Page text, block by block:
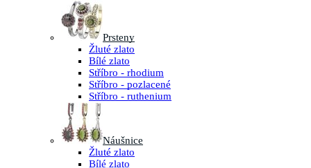
Prsteny
Žluté zlato
Bílé zlato
Stříbro - rhodium
Stříbro - pozlacené
Stříbro - ruthenium
Náušnice
Žluté zlato
Bílé zlato